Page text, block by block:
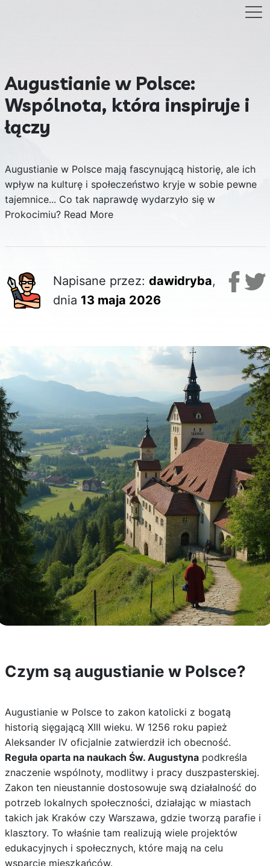
Augustianie w Polsce:
Wspólnota, która inspiruje i
łączy
Augustianie w Polsce mają fascynującą historię, ale ich
wpływ na kulturę i społeczeństwo kryje w sobie pewne
tajemnice... Co tak naprawdę wydarzyło się w
Prokocimiu? Read More
Napisane przez: dawidryba,
dnia 13 maja 2026
Czym są augustianie w Polsce?
Augustianie w Polsce to zakon katolicki z bogatą
historią sięgającą XIII wieku. W 1256 roku papież
Aleksander IV oficjalnie zatwierdził ich obecność.
Reguła oparta na naukach Św. Augustynapodkreśla
znaczenie wspólnoty, modlitwy i pracy duszpasterskiej.
Zakon ten nieustannie dostosowuje swą działalność do
potrzeb lokalnych społeczności, działając w miastach
takich jak Kraków czy Warszawa, gdzie tworzą parafie i
klasztory. To właśnie tam realizują wiele projektów
edukacyjnych i społecznych, które mają na celu
wsparcie mieszkańców.